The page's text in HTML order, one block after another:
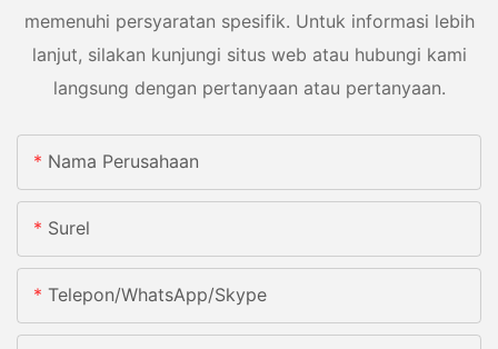
memenuhi persyaratan spesifik. Untuk informasi lebih
lanjut, silakan kunjungi situs web atau hubungi kami
langsung dengan pertanyaan atau pertanyaan.
Nama Perusahaan
Surel
Telepon/WhatsApp/Skype